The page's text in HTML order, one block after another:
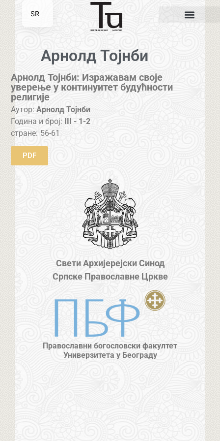
Арнолд Тојнби
Арнолд Тојнби: Изражавам своје
уверење у континуитет будућности
религије
Аутор: Арнолд Тојнби
Година и број: III - 1-2
стране: 56-61
PDF
Свети Архијерејски Синод
Српске Православне Цркве
Православни богословски факултет
Универзитета у Београду
SR
EN